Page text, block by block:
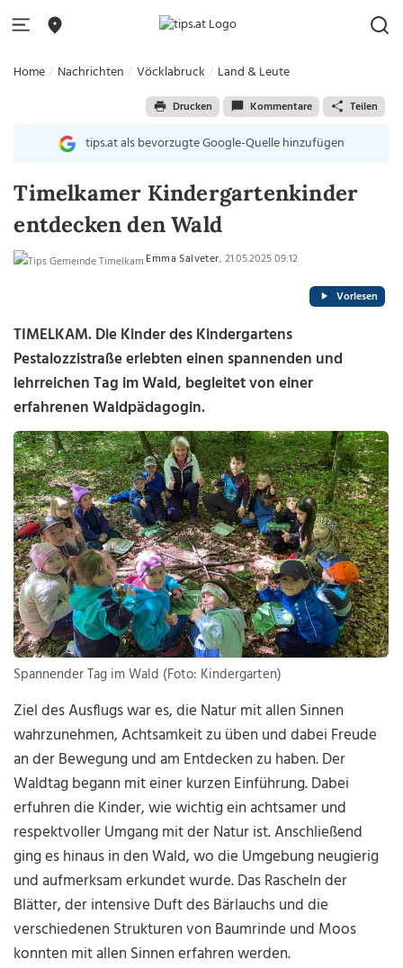
Home Nachrichten Vöcklabruck Land & Leute
Drucken Kommentare Teilen
tips.at als bevorzugte Google-Quelle hinzufügen
Timelkamer Kindergartenkinder
entdecken den Wald
Emma Salveter, 21.05.2025 09:12
Vorlesen
TIMELKAM. Die Kinder des Kindergartens
Pestalozzistraße erlebten einen spannenden und
lehrreichen Tag im Wald, begleitet von einer
erfahrenen Waldpädagogin.
Spannender Tag im Wald (Foto: Kindergarten)
Ziel des Ausflugs war es, die Natur mit allen Sinnen
wahrzunehmen, Achtsamkeit zu üben und dabei Freude
an der Bewegung und am Entdecken zu haben. Der
Waldtag begann mit einer kurzen Einführung. Dabei
erfuhren die Kinder, wie wichtig ein achtsamer und
respektvoller Umgang mit der Natur ist. Anschließend
ging es hinaus in den Wald, wo die Umgebung neugierig
und aufmerksam erkundet wurde. Das Rascheln der
Blätter, der intensive Duft des Bärlauchs und die
verschiedenen Strukturen von Baumrinde und Moos
konnten mit allen Sinnen erfahren werden.